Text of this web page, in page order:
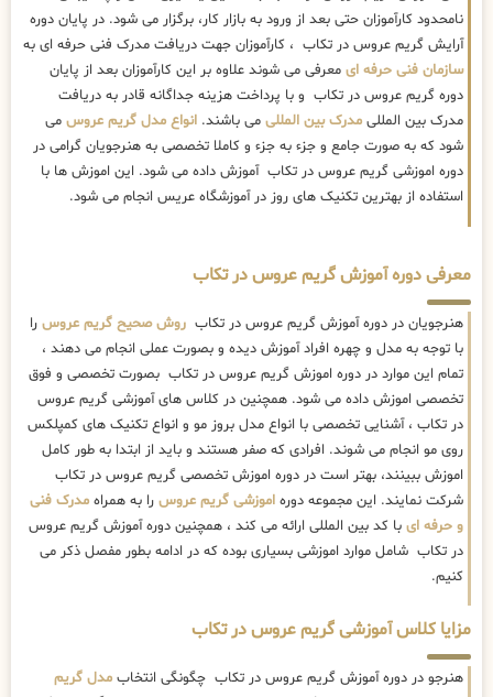
نامحدود کارآموزان حتی بعد از ورود به بازار کار، برگزار می شود. در پایان دوره
آرایش گریم عروس در تکاب ، کارآموزان جهت دریافت مدرک فنی حرفه ای به
سازمان فنی حرفه ای معرفی می شوند علاوه بر این کارآموزان بعد از پایان
دوره گریم عروس در تکاب و با پرداخت هزینه جداگانه قادر به دریافت
مدرک بین المللی مدرک بین المللی می باشند. انواع مدل گریم عروس می
شود که به صورت جامع و جزء به جزء و کاملا تخصصی به هنرجویان گرامی در
دوره اموزشی گریم عروس در تکاب آموزش داده می شود. این اموزش ها با
استفاده از بهترین تکنیک های روز در آموزشگاه عریس انجام می شود.
معرفی دوره آموزش گریم عروس در تکاب
هنرجویان در دوره آموزش گریم عروس در تکاب روش صحیح گریم عروس را
با توجه به مدل و چهره افراد آموزش دیده و بصورت عملی انجام می دهند ،
تمام این موارد در دوره اموزش گریم عروس در تکاب بصورت تخصصی و فوق
تخصصی اموزش داده می شود. همچنین در کلاس های آموزشی گریم عروس
در تکاب ، آشنایی تخصصی با انواع مدل بروز مو و انواع تکنیک های کمپلکس
روی مو انجام می شوند. افرادی که صفر هستند و باید از ابتدا به طور کامل
اموزش ببینند، بهتر است در دوره اموزش تخصصی گریم عروس در تکاب
شرکت نمایند. این مجموعه دوره اموزشی گریم عروس را به همراه مدرک فنی
و حرفه ای با کد بین المللی ارائه می کند ، همچنین دوره آموزش گریم عروس
در تکاب شامل موارد اموزشی بسیاری بوده که در ادامه بطور مفصل ذکر می
کنیم.
مزایا کلاس آموزشی گریم عروس در تکاب
هنرجو در دوره آموزش گریم عروس در تکاب چگونگی انتخاب مدل گریم